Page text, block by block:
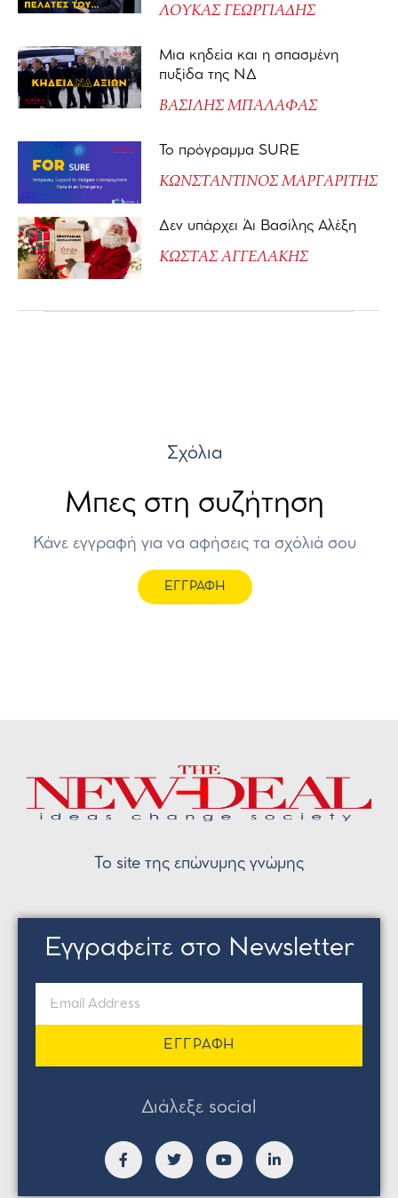
ΛΟΥΚΑΣ ΓΕΩΡΓΙΑΔΗΣ
Μια κηδεία και η σπασμένη
πυξίδα της ΝΔ
ΒΑΣΙΛΗΣ ΜΠΑΛΑΦΑΣ
Το πρόγραμμα SURE
ΚΩΝΣΤΑΝΤΙΝΟΣ ΜΑΡΓΑΡΙΤΗΣ
Δεν υπάρχει Άι Βασίλης Αλέξη
ΚΩΣΤΑΣ ΑΓΓΕΛΑΚΗΣ
Σχόλια
Μπες στη συζήτηση
Κάνε εγγραφή για να αφήσεις τα σχόλιά σου
ΕΓΓΡΑΦΗ
Το site της επώνυμης γνώμης
Εγγραφείτε στο Newsletter
ΕΓΓΡΑΦΗ
Διάλεξε social